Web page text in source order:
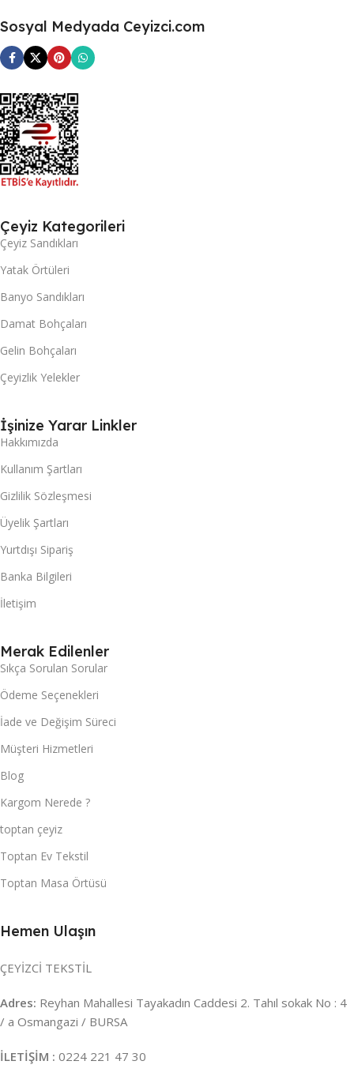
Sosyal Medyada Ceyizci.com
Çeyiz Kategorileri
Çeyiz Sandıkları
Yatak Örtüleri
Banyo Sandıkları
Damat Bohçaları
Gelin Bohçaları
Çeyizlik Yelekler
İşinize Yarar Linkler
Hakkımızda
Kullanım Şartları
Gizlilik Sözleşmesi
Üyelik Şartları
Yurtdışı Sipariş
Banka Bilgileri
İletişim
Merak Edilenler
Sıkça Sorulan Sorular
Ödeme Seçenekleri
İade ve Değişim Süreci
Müşteri Hizmetleri
Blog
Kargom Nerede ?
toptan çeyiz
Toptan Ev Tekstil
Toptan Masa Örtüsü
Hemen Ulaşın
ÇEYİZCİ TEKSTİL
Adres: Reyhan Mahallesi Tayakadın Caddesi 2. Tahıl sokak No : 4
/ a Osmangazi / BURSA
İLETİŞİM : 0224 221 47 30